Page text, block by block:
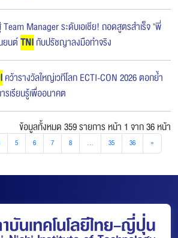
Manager ระดับเอเชีย! ถอดสูตรสำเร็จ "พี่
ยนต์TNIกับปรัชญาลงมือทำจริง
คว้ารางวัลใหญ่เวทีโลก ECTI-CON 2026 ตอกย้ำ
รเรียนรู้เพื่ออนาคต
ข้อมูลทั้งหมด 359 รายการ หน้า 1 จาก 36 หน้า
5 6 7 8 ... 35 36 »